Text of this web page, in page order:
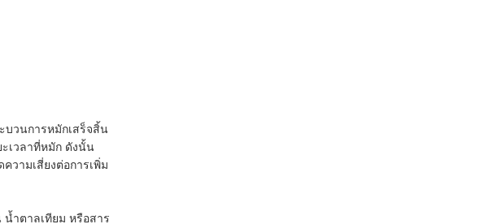
บวนการหมักเสร็จสิ้น
เวลาที่หมัก ดังนั้น
วามเสี่ยงต่อการเพิ่ม
น้ำตาลเทียม หรือสาร